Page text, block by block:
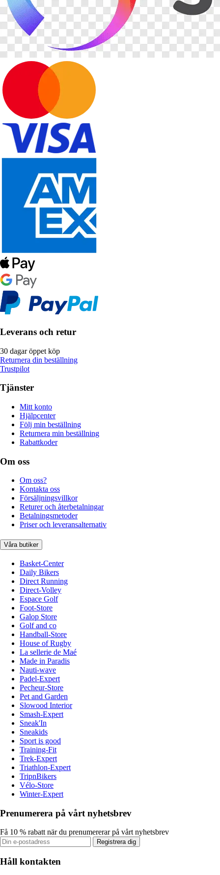
Leverans och retur
30 dagar öppet köp
Returnera din beställning
Trustpilot
Tjänster
Mitt konto
Hjälpcenter
Följ min beställning
Returnera min beställning
Rabattkoder
Om oss
Om oss?
Kontakta oss
Försäljningsvillkor
Returer och återbetalningar
Betalningsmetoder
Priser och leveransalternativ
Våra butiker
Basket-Center
Daily Bikers
Direct Running
Direct-Volley
Espace Golf
Foot-Store
Galop Store
Golf and co
Handball-Store
House of Rugby
La sellerie de Maé
Made in Paradis
Nauti-wave
Padel-Expert
Pecheur-Store
Pet and Garden
Slowood Interior
Smash-Expert
Sneak'In
Sneakids
Sport is good
Training-Fit
Trek-Expert
Triathlon-Expert
TripnBikers
Vélo-Store
Winter-Expert
Prenumerera på vårt nyhetsbrev
Få 10 % rabatt när du prenumererar på vårt nyhetsbrev
Registrera dig
Håll kontakten